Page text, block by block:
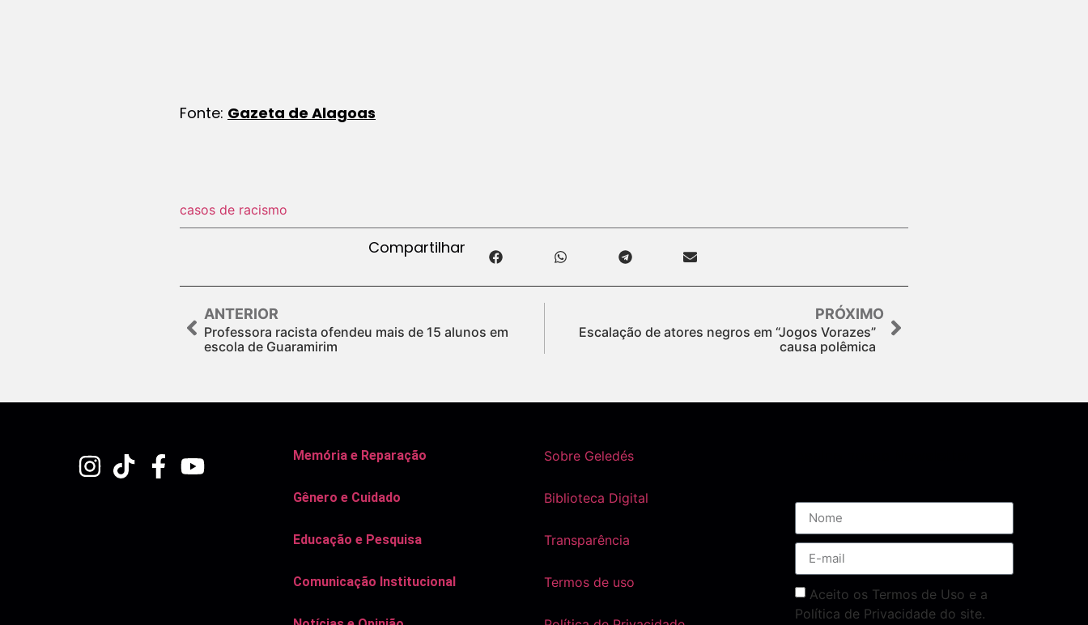
Fonte: Gazeta de Alagoas
casos de racismo
Compartilhar
ANTERIOR
Professora racista ofendeu mais de 15 alunos em
escola de Guaramirim
PRÓXIMO
Escalação de atores negros em “Jogos Vorazes”
causa polêmica
Memória e Reparação
Gênero e Cuidado
Educação e Pesquisa
Comunicação Institucional
Sobre Geledés
Biblioteca Digital
Transparência
Termos de uso
Aceito os Termos de Uso e a
Política de Privacidade do site.